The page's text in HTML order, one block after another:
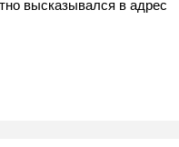
высказывался в адрес